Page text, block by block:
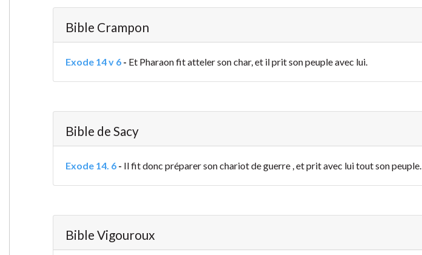
Bible Crampon
Exode 14 v 6- Et Pharaon fit atteler son char, et il prit son peuple avec lui.
Bible de Sacy
Exode 14. 6- Il fit donc préparer son chariot de guerre , et prit avec lui tout son peuple.
Bible Vigouroux